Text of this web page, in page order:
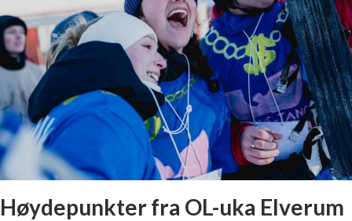
Høydepunkter fra OL-uka Elverum